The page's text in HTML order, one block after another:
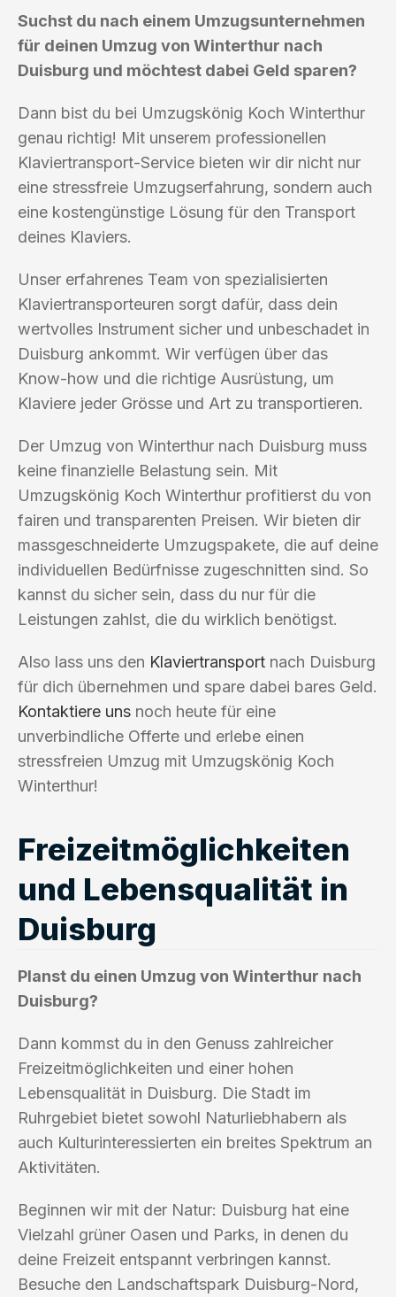
Suchst du nach einem Umzugsunternehmen
für deinen Umzug von Winterthur nach
Duisburg und möchtest dabei Geld sparen?
Dann bist du bei Umzugskönig Koch Winterthur
genau richtig! Mit unserem professionellen
Klaviertransport-Service bieten wir dir nicht nur
eine stressfreie Umzugserfahrung, sondern auch
eine kostengünstige Lösung für den Transport
deines Klaviers.
Unser erfahrenes Team von spezialisierten
Klaviertransporteuren sorgt dafür, dass dein
wertvolles Instrument sicher und unbeschadet in
Duisburg ankommt. Wir verfügen über das
Know-how und die richtige Ausrüstung, um
Klaviere jeder Grösse und Art zu transportieren.
Der Umzug von Winterthur nach Duisburg muss
keine finanzielle Belastung sein. Mit
Umzugskönig Koch Winterthur profitierst du von
fairen und transparenten Preisen. Wir bieten dir
massgeschneiderte Umzugspakete, die auf deine
individuellen Bedürfnisse zugeschnitten sind. So
kannst du sicher sein, dass du nur für die
Leistungen zahlst, die du wirklich benötigst.
Also lass uns den Klaviertransport nach Duisburg
für dich übernehmen und spare dabei bares Geld.
Kontaktiere uns noch heute für eine
unverbindliche Offerte und erlebe einen
stressfreien Umzug mit Umzugskönig Koch
Winterthur!
Freizeitmöglichkeiten
und Lebensqualität in
Duisburg
Planst du einen Umzug von Winterthur nach
Duisburg?
Dann kommst du in den Genuss zahlreicher
Freizeitmöglichkeiten und einer hohen
Lebensqualität in Duisburg. Die Stadt im
Ruhrgebiet bietet sowohl Naturliebhabern als
auch Kulturinteressierten ein breites Spektrum an
Aktivitäten.
Beginnen wir mit der Natur: Duisburg hat eine
Vielzahl grüner Oasen und Parks, in denen du
deine Freizeit entspannt verbringen kannst.
Besuche den Landschaftspark Duisburg-Nord,